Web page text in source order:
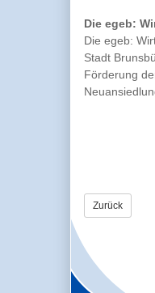
Die egeb:
Die egeb:
Stadt
Förderung
Zurück